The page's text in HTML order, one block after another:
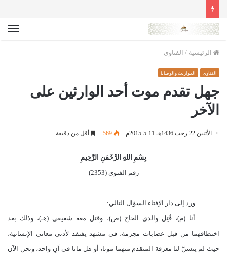
الرئيسية / الفتاوى
الفتاوى المواريث والوصايا
جهل تقدم موت أحد الوارثين على
الآخر
الأثنين 22 رجب 1436هـ 11-5-2015م 569 أقل من دقيقة
بِسْمِ اللهِ الرَّحْمَنِ الرَّحِيمِ
رقم الفتوى (2353)
ورد إلى دار الإفتاء السؤال التالي:
أنا (م)، قُتِل والدي الحاج (ص)، وقتل معه شقيقي (هـ)، وذلك بعد
اختطافهما من قبل عصابات مجرمة، في مشهد يفتقد لأدنى معاني الإنسانية،
حيث لم يتسنَّ لنا معرفة المتقدم منهما موتا، أو هل ماتا في آنٍ واحد، ونحن الآن